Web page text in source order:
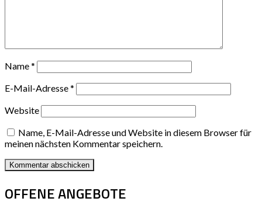
Name*
E-Mail-Adresse*
Website
Name, E-Mail-Adresse und Website in diesem Browser für
meinen nächsten Kommentar speichern.
OFFENE ANGEBOTE